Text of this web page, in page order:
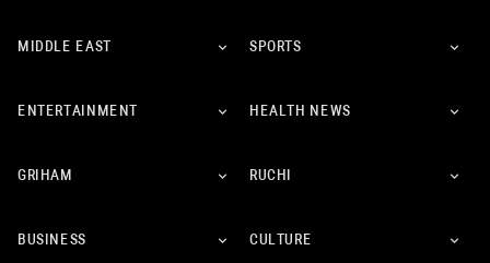
MIDDLE EAST SPORTS
ENTERTAINMENT HEALTH NEWS
GRIHAM RUCHI
BUSINESS CULTURE